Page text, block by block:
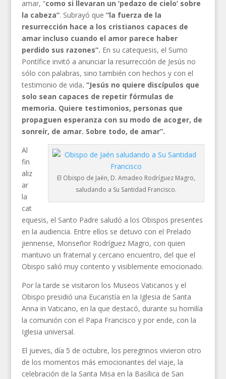
amar, “como si llevaran un ‘pedazo de cielo’ sobre
la cabeza”. Subrayó que “la fuerza de la
resurrección hace a los cristianos capaces de
amar incluso cuando el amor parece haber
perdido sus razones”. En su catequesis, el Sumo
Pontífice invitó a anunciar la resurrección de Jesús no
sólo con palabras, sino también con hechos y con el
testimonio de vida. “Jesús no quiere discípulos que
solo sean capaces de repetir fórmulas de
memoria. Quiere testimonios, personas que
propaguen esperanza con su modo de acoger, de
sonreír, de amar. Sobre todo, de amar”.
El Obispo de Jaén, D. Amadeo Rodríguez Magro,
saludando a Su Santidad Francisco.
Al
fin
aliz
ar
la
cat
equesis, el Santo Padre saludó a los Obispos presentes
en la audiencia. Entre ellos se detuvo con el Prelado
jiennense, Monseñor Rodríguez Magro, con quien
mantuvo un fraternal y cercano encuentro, del que el
Obispo salió muy contento y visiblemente emocionado.
Por la tarde se visitaron los Museos Vaticanos y el
Obispo presidió una Eucaristía en la Iglesia de Santa
Anna in Vaticano, en la que destacó, durante su homilía
la comunión con el Papa Francisco y por ende, con la
Iglesia universal.
El jueves, día 5 de octubre, los peregrinos vivieron otro
de los momentos más emocionantes del viaje, la
celebración de la Santa Misa en la Basílica de San